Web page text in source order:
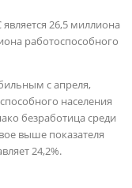
26,5 миллиона
работоспособного
с апреля,
населения
безработица среди
выше показателя
24,2%.